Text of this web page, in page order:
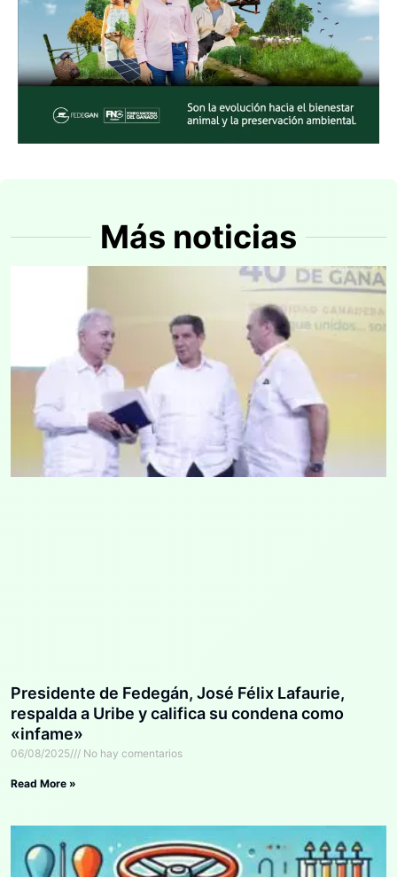
Más noticias
Presidente de Fedegán, José Félix Lafaurie,
respalda a Uribe y califica su condena como
«infame»
06/08/2025 No hay comentarios
Read More »